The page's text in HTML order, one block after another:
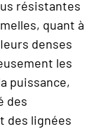
résistantes
quant à
denses
les
puissance,
des
des lignées